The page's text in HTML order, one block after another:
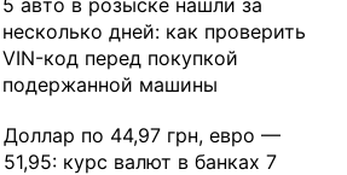
5 авто в розыске нашли за
несколько дней: как проверить
VIN-код перед покупкой
подержанной машины
Доллар по 44,97 грн, евро —
51,95: курс валют в банках 7